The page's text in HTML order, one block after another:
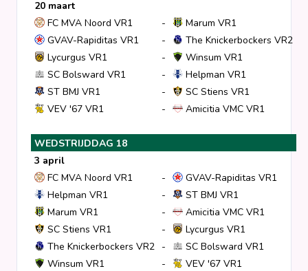
20 maart
FC MVA Noord VR1
-
Marum VR1
GVAV-Rapiditas VR1
-
The Knickerbockers VR2
Lycurgus VR1
-
Winsum VR1
SC Bolsward VR1
-
Helpman VR1
ST BMJ VR1
-
SC Stiens VR1
VEV '67 VR1
- Amicitia VMC VR1
WEDSTRIJDDAG 18
3 april
FC MVA Noord VR1
-
GVAV-Rapiditas VR1
Helpman VR1
-
ST BMJ VR1
Marum VR1
-
Amicitia VMC VR1
SC Stiens VR1
-
Lycurgus VR1
The Knickerbockers VR2 -
SC Bolsward VR1
Winsum VR1
- VEV '67 VR1